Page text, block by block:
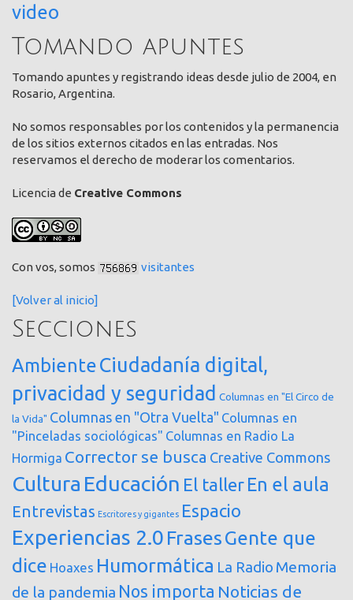
video
Tomando apuntes
Tomando apuntes y registrando ideas desde julio de 2004, en
Rosario, Argentina.
No somos responsables por los contenidos y la permanencia
de los sitios externos citados en las entradas. Nos
reservamos el derecho de moderar los comentarios.
Licencia de Creative Commons
Con vos, somos visitantes
[Volver al inicio]
Secciones
AmbienteCiudadanía digital,
privacidad y seguridad Columnas en "El Circo de
la Vida" Columnas en "Otra Vuelta" Columnas en
"Pinceladas sociológicas" Columnas en Radio La
Hormiga Corrector se busca Creative Commons
Cultura Educación El taller En el aula
Entrevistas Escritores y gigantes Espacio
Experiencias 2.0 FrasesGente que
dice Hoaxes Humormática La Radio Memoria
de la pandemia Nos importa Noticias de